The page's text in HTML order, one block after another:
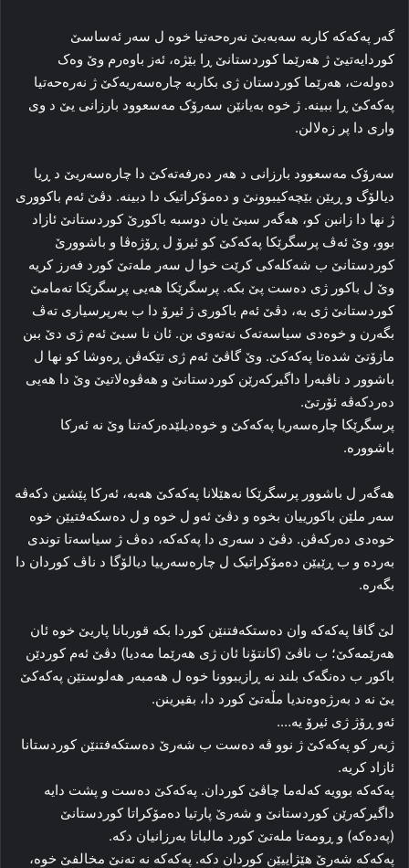
گه‌ر پەکەکە کاربه‌ سه‌به‌بێ نه‌ره‌حه‌تیا خوه‌ ل سه‌ر ئه‌ساسێ
کوردایه‌تیێ ژ ھەرێما کوردستانێ ڕا بێژە، ئه‌ز باوه‌رم وێ وه‌ک
ده‌وله‌ت، هه‌رێما کوردستان ژی بکاربه‌ چاره‌سه‌ریه‌کێ ژ نه‌ره‌حه‌تیا
پەکەکێ ڕا ببینه‌. ژ خوه‌ به‌یانێن سەرۆک مەسعوود بارزانی یێ د وی
واری دا پر زه‌لالن.
سەرۆک مەسعوود بارزانی د هه‌ر دەرفەتەكێ دا چاره‌سه‌ریێ د ڕیا
دیالۆگ و ڕیێن بێچه‌کیبوونێ و ده‌مۆکراتیک دا دبینە. دڤێ ئه‌م باکووری
ژ نها دا زانبن کو، هه‌گه‌ر سبێ یان دوسبە باکورێ کوردستانێ ئازاد
بوو، وێ ئه‌ڤ پرسگرێکا پەکەکێ کو ئیرۆ ل ڕۆژه‌ڤا و باشوورێ
کوردستانێ ب شه‌کله‌کی کرێت خوا ل سه‌ر مله‌تێ کورد فه‌رز کریه‌
وێ ل باکور ژی ده‌ست پێ بکه‌. پرسگرێکا هه‌یی پرسگرێکا ته‌مامێ
کوردستانێ ژی به‌، دڤێ ئه‌م باکوری ژ ئیرۆ دا ب به‌رپرسیاری ته‌ڤ
بگه‌رن و خوه‌دی سیاسه‌ته‌ک نه‌ته‌وی بن. ئان نا سبێ ئه‌م ژی دێ ببن
مازۆتێ شده‌تا پەکەکێ. وێ گاڤێ ئه‌م ژی تێکه‌ڤن ڕه‌وشا کو نها ل
باشوور د ناڤبه‌را داگیرکه‌رێن کوردستانێ و هه‌ڤوه‌لاتیێ وێ دا هه‌یی
ده‌ردکه‌ڤه‌ ئۆرتێ.
پرسگرێکا چاره‌سه‌ریا پەکەکێ و خوه‌دیلێده‌رکه‌تنا وێ نه‌ ئه‌رکا
باشووره‌.
هه‌گه‌ر ل باشوور پرسگرێکا نەھێلانا پەکەکێ هه‌به‌، ئه‌رکا پێشین دکه‌ڤه‌
سه‌ر ملێن باکورییان بخوه‌ و دڤێ ئه‌و ل خوه‌ و ل ده‌سکه‌فتیێن خوه‌
خوه‌دی ده‌رکه‌ڤن. دڤێ د سه‌ری دا پەکەکە، ده‌ڤ ژ سیاسه‌تا توندی
به‌رده‌ و ب ڕێیێن ده‌مۆکراتیک ل چاره‌سه‌رییا دیالۆگا د ناڤ کوردان دا
بگه‌ره‌.
لێ گاڤا پەکەکە وان ده‌ستکه‌فتنێن کوردا بکه‌ قوربانا پاریێ خوه‌ ئان
هه‌رێمه‌کێ؛ ب ناڤێ (کانتۆنا ئان ژی هه‌رێما مه‌دیا) دڤێ ئه‌م کوردێن
باکور ب ده‌نگه‌ک بلند نه‌ ڕازیبوونا خوه‌ ل هەمبه‌ر هه‌لوستێن پەکەکێ
یێ نه‌ د به‌رژه‌وه‌ندیا مڵه‌تێ کورد دا، بقیرینن.
ئه‌و ڕۆژ ژی ئیرۆ یه‌….
ژبەر كو پەکەکێ ژ نوو ڤه‌ ده‌ست ب شه‌رێ ده‌ستکه‌فتنێن کوردستانا
ئازاد کریه‌.
پەکەکە بوویه‌ که‌له‌ما چاڤێ کوردان. پەکەکێ ده‌ست و پشت دایه‌
داگیرکه‌رێن کوردستانێ و شه‌رێ پارتیا دەمۆكراتا كوردستانێ
(پەدەکە) و ڕومه‌تا مله‌تێ کورد مالباتا به‌رزانیان دکه‌.
پەکەکە شه‌رێ هێژاییێن کوردان دکه‌. پەکەکە نه‌ ته‌نێ مخالفێ خوه‌،